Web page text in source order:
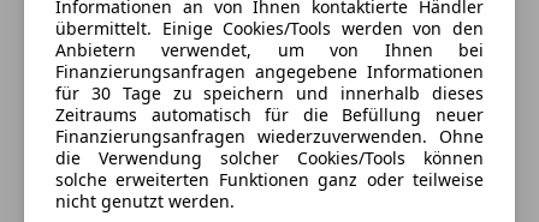
Dein Name
Deine E-Mail
Informationen an von Ihnen kontaktierte Händler
übermittelt. Einige Cookies/Tools werden von den
Anbietern verwendet, um von Ihnen bei
Finanzierungsanfragen angegebene Informationen
für 30 Tage zu speichern und innerhalb dieses
Zeitraums automatisch für die Befüllung neuer
Finanzierungsanfragen wiederzuverwenden. Ohne
die Verwendung solcher Cookies/Tools können
solche erweiterten Funktionen ganz oder teilweise
nicht genutzt werden.